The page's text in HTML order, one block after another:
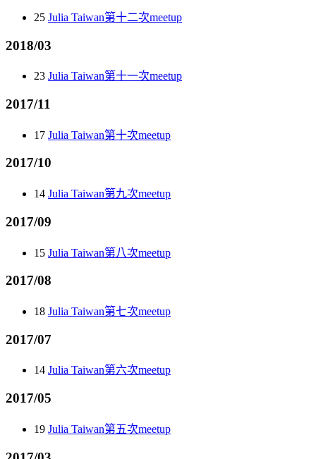
25 Julia Taiwan第十二次meetup
2018/03
23 Julia Taiwan第十一次meetup
2017/11
17 Julia Taiwan第十次meetup
2017/10
14 Julia Taiwan第九次meetup
2017/09
15 Julia Taiwan第八次meetup
2017/08
18 Julia Taiwan第七次meetup
2017/07
14 Julia Taiwan第六次meetup
2017/05
19 Julia Taiwan第五次meetup